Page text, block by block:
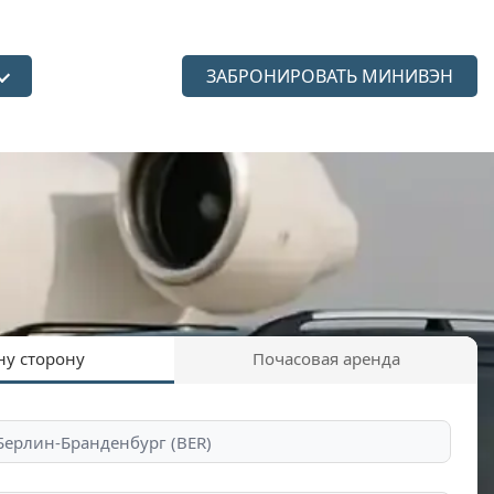
ЗАБРОНИРОВАТЬ МИНИВЭН
сторону Почасовая аренда